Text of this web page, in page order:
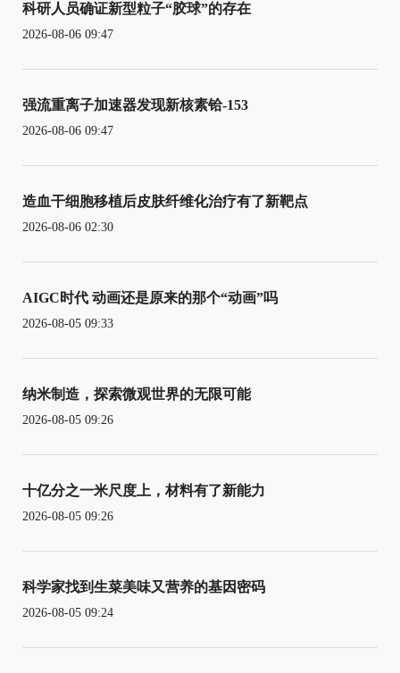
科研人员确证新型粒子“胶球”的存在
2026-08-06 09:47
强流重离子加速器发现新核素铪-153
2026-08-06 09:47
造血干细胞移植后皮肤纤维化治疗有了新靶点
2026-08-06 02:30
AIGC时代 动画还是原来的那个“动画”吗
2026-08-05 09:33
纳米制造，探索微观世界的无限可能
2026-08-05 09:26
十亿分之一米尺度上，材料有了新能力
2026-08-05 09:26
科学家找到生菜美味又营养的基因密码
2026-08-05 09:24